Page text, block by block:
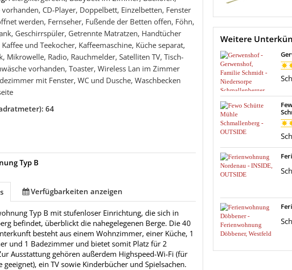
vorhanden, CD-Player, Doppelbett, Einzelbetten, Fenster
werden, Fernseher, Fußende der Betten offen, Föhn,
Geschirrspüler, Getrennte Matratzen, Handtücher
und Teekocher, Kaffeemaschine, Küche separat,
Mikrowelle, Radio, Rauchmelder, Satelliten TV, Tisch-
vorhanden, Toaster, Wireless Lan im Zimmer
mit Fenster, WC und Dusche, Waschbecken
64
Typ B
Verfügbarkeiten anzeigen
Typ B mit stufenloser Einrichtung, die sich in
befindet, überblickt die nahegelegenen Berge. Die 40
besteht aus einem Wohnzimmer, einer Küche, 1
und 1 Badezimmer und bietet somit Platz für 2
Ausstattung gehören außerdem Highspeed-Wi-Fi (für
geeignet), ein TV sowie Kinderbücher und Spielsachen.
Weitere